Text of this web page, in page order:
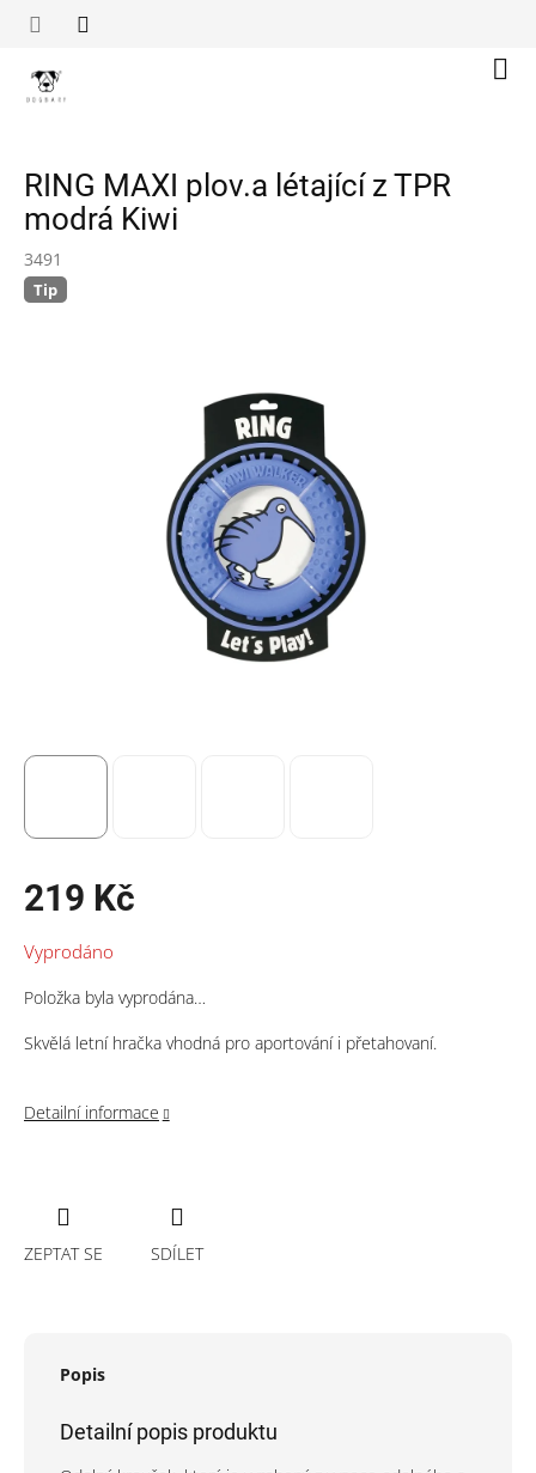
RING MAXI plov.a létající z TPR
modrá Kiwi
3491
Tip
219 Kč
cena:
Vyprodáno
Položka byla vyprodána…
Skvělá letní hračka vhodná pro aportování i přetahovaní.
Detailní informace
ZEPTAT SE SDÍLET
Popis
Detailní popis produktu